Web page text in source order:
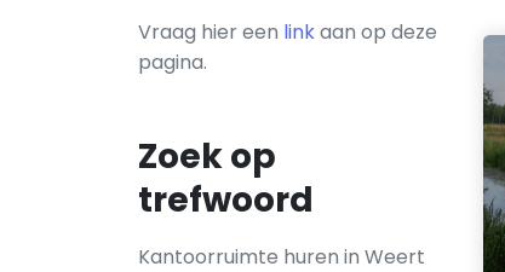
Vraag hier een linkaan op deze
pagina.
Zoek op
trefwoord
Kantoorruimte huren in Weert